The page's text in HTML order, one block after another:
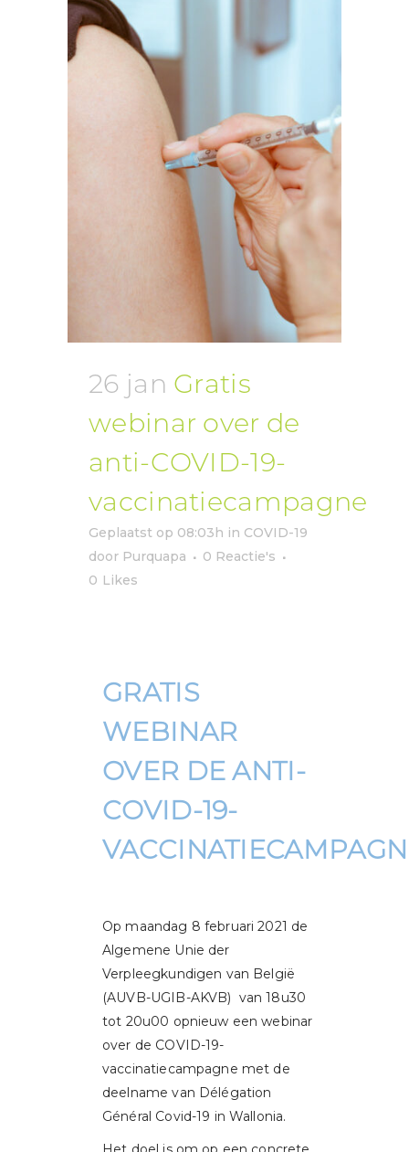
26 jan Gratis
webinar over de
anti-COVID-19-
vaccinatiecampagne
Geplaatst op 08:03h in COVID-19
door Purquapa
0 Reactie's
0 Likes
GRATIS
WEBINAR
OVER DE ANTI-
COVID-19-
Op maandag 8 februari 2021 de
Algemene Unie der
Verpleegkundigen van België
(AUVB-UGIB-AKVB) van 18u30
tot 20u00 opnieuw een webinar
over de COVID-19-
vaccinatiecampagne met de
deelname van Délégation
Général Covid-19 in Wallonia.